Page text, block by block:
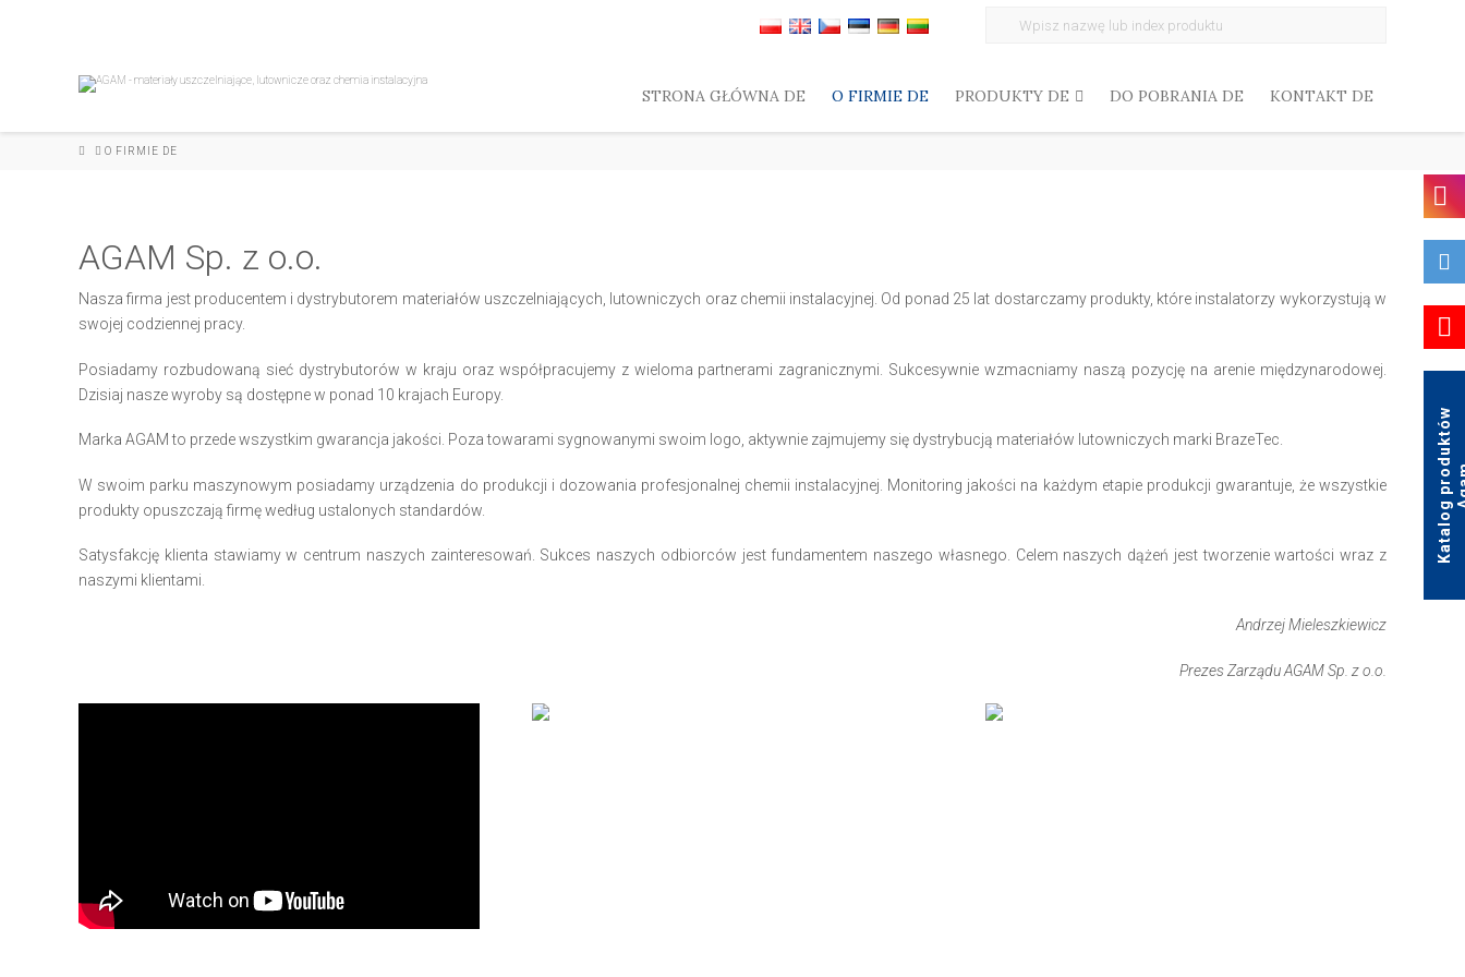
STRONA GŁÓWNA DE O FIRMIE DE PRODUKTY DE DO POBRANIA DE KONTAKT DE
HOMEO FIRMIE DE
AGAM Sp. z o.o.
Nasza firma jest producentem i dystrybutorem materiałów uszczelniających, lutowniczych oraz chemii instalacyjnej. Od ponad 25 lat dostarczamy produkty, które instalatorzy wykorzystują w
swojej codziennej pracy.
Posiadamy rozbudowaną sieć dystrybutorów w kraju oraz współpracujemy z wieloma partnerami zagranicznymi. Sukcesywnie wzmacniamy naszą pozycję na arenie międzynarodowej.
Dzisiaj nasze wyroby są dostępne w ponad 10 krajach Europy.
Marka AGAM to przede wszystkim gwarancja jakości. Poza towarami sygnowanymi swoim logo, aktywnie zajmujemy się dystrybucją materiałów lutowniczych marki BrazeTec.
W swoim parku maszynowym posiadamy urządzenia do produkcji i dozowania profesjonalnej chemii instalacyjnej. Monitoring jakości na każdym etapie produkcji gwarantuje, że wszystkie
produkty opuszczają firmę według ustalonych standardów.
Satysfakcję klienta stawiamy w centrum naszych zainteresowań. Sukces naszych odbiorców jest fundamentem naszego własnego. Celem naszych dążeń jest tworzenie wartości wraz z
naszymi klientami.
Andrzej Mieleszkiewicz
Prezes Zarządu AGAM Sp. z o.o.
K
a
t
a
l
o
g
p
r
o
d
u
k
t
ó
w
A
g
a